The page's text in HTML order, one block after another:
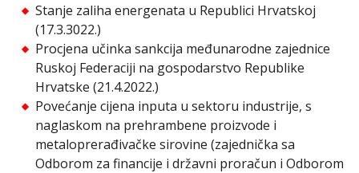
Stanje zaliha energenata u Republici Hrvatskoj
(17.3.3022.)
Procjena učinka sankcija međunarodne zajednice
Ruskoj Federaciji na gospodarstvo Republike
Hrvatske (21.4.2022.)
Povećanje cijena inputa u sektoru industrije, s
naglaskom na prehrambene proizvode i
metaloprerađivačke sirovine (zajednička sa
Odborom za financije i državni proračun i Odborom